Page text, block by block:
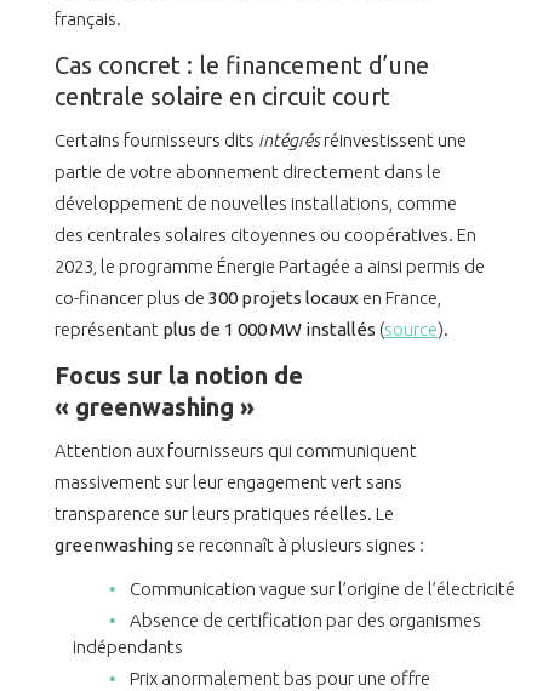
français.
Cas concret : le financement d’une
centrale solaire en circuit court
Certains fournisseurs dits intégrésréinvestissent une
partie de votre abonnement directement dans le
développement de nouvelles installations, comme
des centrales solaires citoyennes ou coopératives. En
2023, le programme Énergie Partagée a ainsi permis de
co-financer plus de 300 projets locaux en France,
représentant plus de 1 000 MW installés (source).
Focus sur la notion de
« greenwashing »
Attention aux fournisseurs qui communiquent
massivement sur leur engagement vert sans
transparence sur leurs pratiques réelles. Le
greenwashing se reconnaît à plusieurs signes :
Communication vague sur l’origine de l’électricité
Absence de certification par des organismes
indépendants
Prix anormalement bas pour une offre